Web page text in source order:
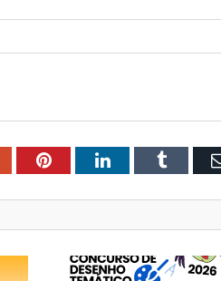
PinterestLinkedInTumblr